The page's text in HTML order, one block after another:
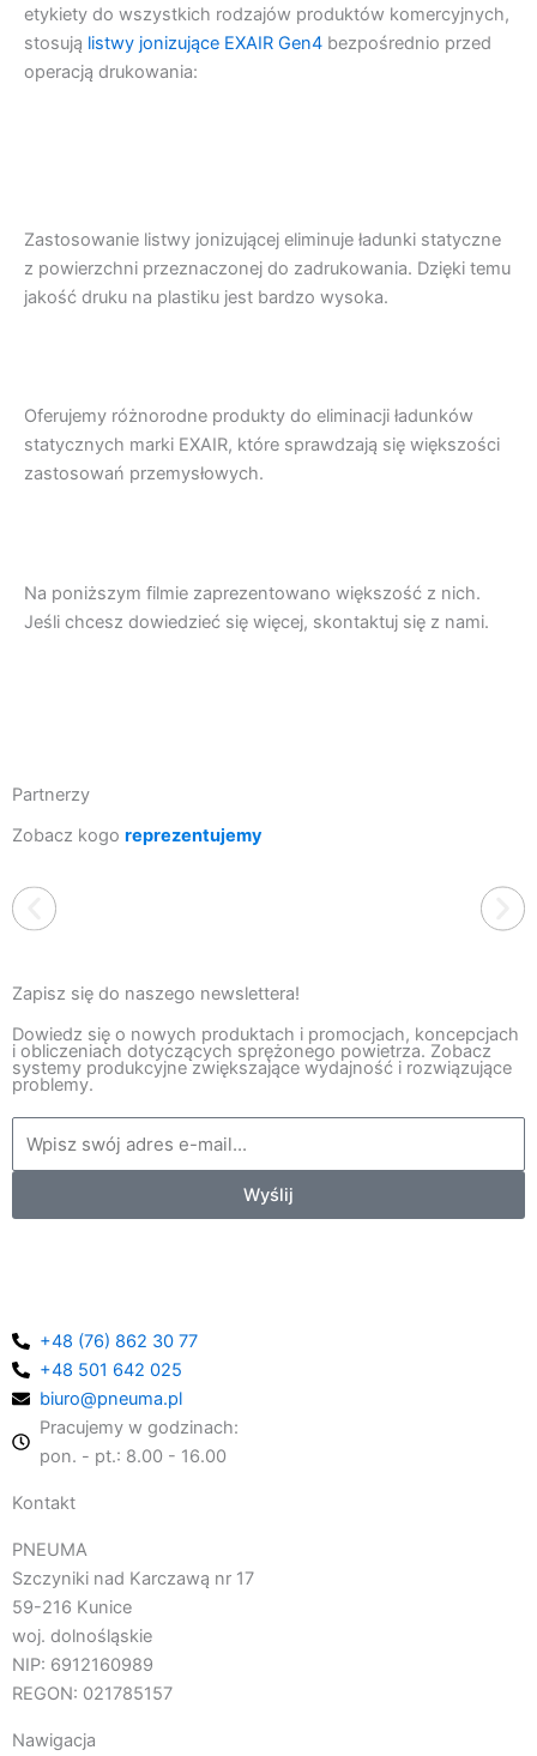
etykiety do wszystkich rodzajów produktów komercyjnych,
stosują listwy jonizujące EXAIR Gen4 bezpośrednio przed
operacją drukowania:
Zastosowanie listwy jonizującej eliminuje ładunki statyczne
z powierzchni przeznaczonej do zadrukowania. Dzięki temu
jakość druku na plastiku jest bardzo wysoka.
Oferujemy różnorodne produkty do eliminacji ładunków
statycznych marki EXAIR, które sprawdzają się większości
zastosowań przemysłowych.
Na poniższym filmie zaprezentowano większość z nich.
Jeśli chcesz dowiedzieć się więcej, skontaktuj się z nami.
Partnerzy
Zobacz kogo reprezentujemy
EXAIR
Jesteśmy wyłącznym dystrybutorem amerykańskiej firmy
EXAIR w Polsce. To producent, który od ponad 40 lat
wyznacza standardy w branży produktów zasilanych
sprężonym powietrzem. Oferta obejmuje energooszczędne
przenośniki i odkurzacze pneumatyczne i wiele innych. Jako
wieloletni dystrybutor marki EXAIR w Polsce, oferujemy
Zapisz się do naszego newslettera!
Dowiedz się o nowych produktach i promocjach, koncepcjach
i obliczeniach dotyczących sprężonego powietrza. Zobacz
systemy produkcyjne zwiększające wydajność i rozwiązujące
problemy.
Wyślij
+48 (76) 862 30 77
+48 501 642 025
biuro@pneuma.pl
Pracujemy w godzinach:
pon. - pt.: 8.00 - 16.00
Kontakt
PNEUMA
Szczyniki nad Karczawą nr 17
59-216 Kunice
woj. dolnośląskie
NIP: 6912160989
REGON: 021785157
Nawigacja